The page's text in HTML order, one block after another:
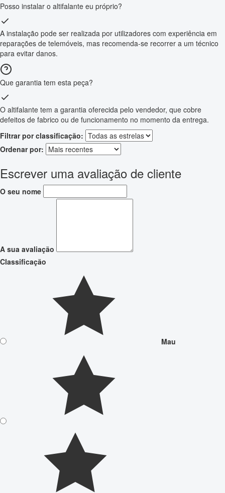
Posso instalar o altifalante eu próprio?
A instalação pode ser realizada por utilizadores com experiência em
reparações de telemóveis, mas recomenda-se recorrer a um técnico
para evitar danos.
Que garantia tem esta peça?
O altifalante tem a garantia oferecida pelo vendedor, que cobre
defeitos de fabrico ou de funcionamento no momento da entrega.
Filtrar por classificação:
Ordenar por:
Escrever uma avaliação de cliente
O seu nome
A sua avaliação
Classificação
Mau